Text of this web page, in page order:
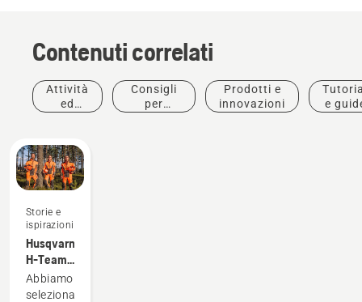
Contenuti correlati
Attività
ed
Consigli
per
Prodotti e
innovazioni
e
Storie e
ispirazioni
Husqvarna
H-Team -
Gli
ambasciatori
Abbiamo
selezionato